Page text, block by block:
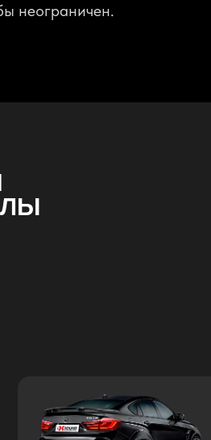
неограничен.